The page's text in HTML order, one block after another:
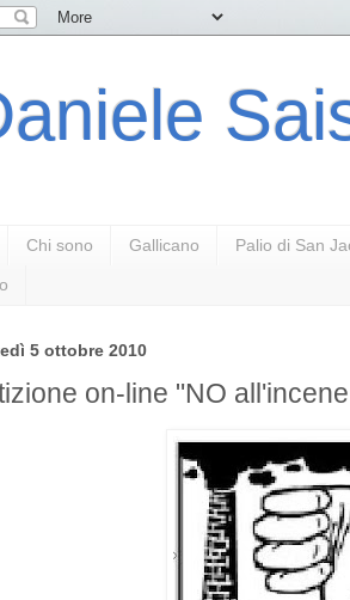
Chi sono Gallicano Palio di San
5 ottobre 2010
on-line "NO